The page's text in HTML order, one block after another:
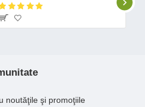
noutăţile şi promoţiile